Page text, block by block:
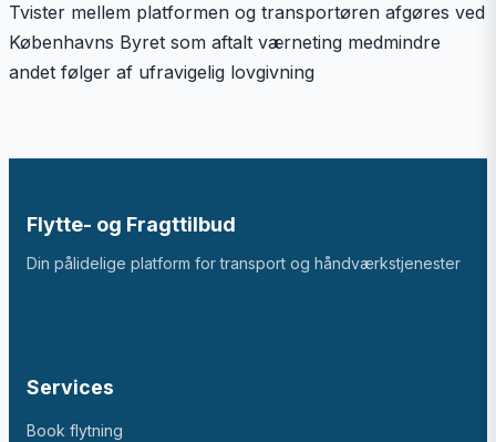
Tvister mellem platformen og transportøren afgøres ved
Københavns Byret som aftalt værneting medmindre
andet følger af ufravigelig lovgivning
Flytte- og Fragttilbud
Din pålidelige platform for transport og håndværkstjenester
Services
Book flytning